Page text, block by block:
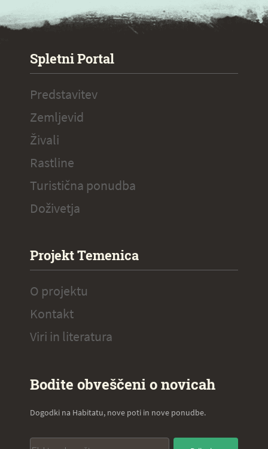
Spletni Portal
Predstavitev
Zemljevid
Živali
Rastline
Turistična ponudba
Doživetja
Projekt Temenica
O projektu
Kontakt
Viri in literatura
Bodite obveščeni o novicah
Dogodki na Habitatu, nove poti in nove ponudbe.